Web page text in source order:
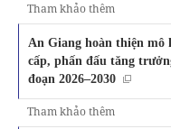
Tham khảo thêm
An Giang hoàn thiện mô
cấp, phấn đấu tăng
đoạn 2026–2030
Tham khảo thêm